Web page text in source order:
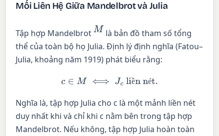
Mối Liên Hệ Giữa Mandelbrot và Julia
Tập hợp MandelbrotM là bản đồ tham số tổng
thể của toàn bộ họ Julia. Định lý định nghĩa (Fatou–
Julia, khoảng năm 1919) phát biểu rằng:
ề é
c∈ M⟺Jc liền nét.
Nghĩa là, tập hợp Julia cho c là một mảnh liền nét
duy nhất khi và chỉ khi c nằm bên trong tập hợp
Mandelbrot. Nếu không, tập hợp Julia hoàn toàn